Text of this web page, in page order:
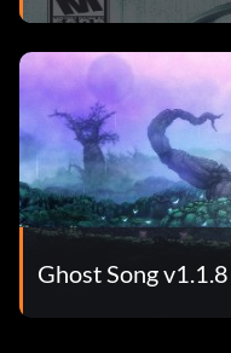
Ghost Song